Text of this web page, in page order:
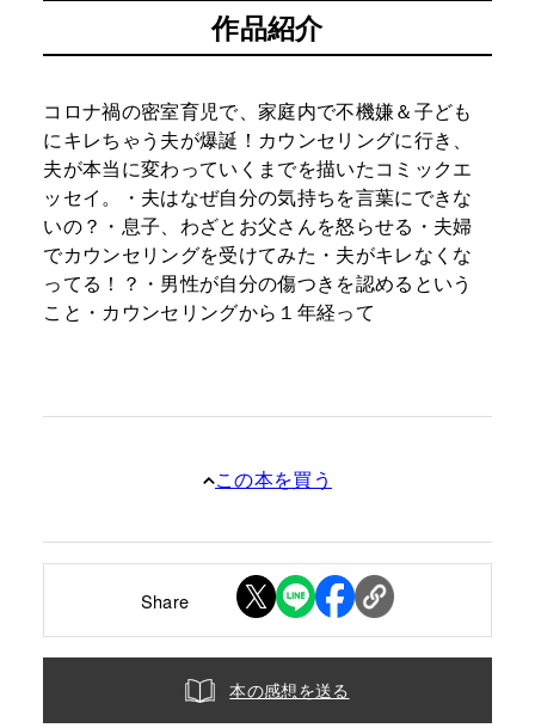
作品紹介
コロナ禍の密室育児で、家庭内で不機嫌＆子ども
にキレちゃう夫が爆誕！カウンセリングに行き、
夫が本当に変わっていくまでを描いたコミックエ
ッセイ。・夫はなぜ自分の気持ちを言葉にできな
いの？・息子、わざとお父さんを怒らせる・夫婦
でカウンセリングを受けてみた・夫がキレなくな
ってる！？・男性が自分の傷つきを認めるという
こと・カウンセリングから１年経って
この本を買う
Share
本の感想を送る